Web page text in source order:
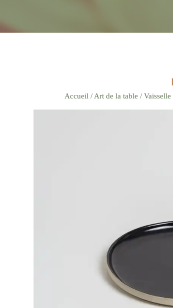
Accueil / Art de la table /Vaisselle